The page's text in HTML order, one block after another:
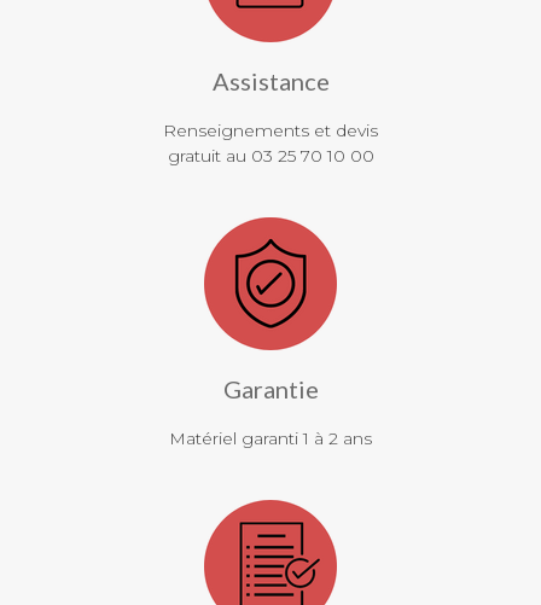
Assistance
Renseignements et devis
gratuit au 03 25 70 10 00
Garantie
Matériel garanti 1 à 2 ans